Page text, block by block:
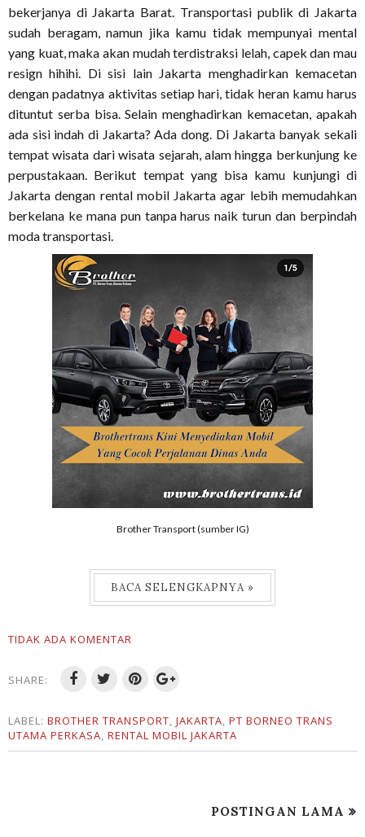
bekerjanya di Jakarta Barat. Transportasi publik di Jakarta
sudah beragam, namun jika kamu tidak mempunyai mental
yang kuat, maka akan mudah terdistraksi lelah, capek dan mau
resign hihihi. Di sisi lain Jakarta menghadirkan kemacetan
dengan padatnya aktivitas setiap hari, tidak heran kamu harus
dituntut serba bisa. Selain menghadirkan kemacetan, apakah
ada sisi indah di Jakarta? Ada dong. Di Jakarta banyak sekali
tempat wisata dari wisata sejarah, alam hingga berkunjung ke
perpustakaan. Berikut tempat yang bisa kamu kunjungi di
Jakarta dengan rental mobil Jakarta agar lebih memudahkan
berkelana ke mana pun tanpa harus naik turun dan berpindah
moda transportasi.
Brother Transport (sumber IG)
BACA SELENGKAPNYA »
TIDAK ADA KOMENTAR
SHARE:
LABEL: BROTHER TRANSPORT, JAKARTA, PT BORNEO TRANS
UTAMA PERKASA, RENTAL MOBIL JAKARTA
POSTINGAN LAMA